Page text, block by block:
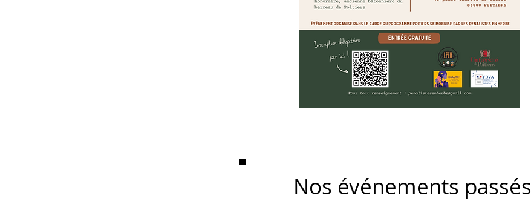
Nos événements passés